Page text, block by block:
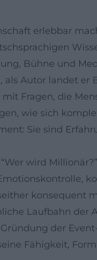
erlebbar
Bühne und
als Autor landet
Fragen, die
wie sich
Sie sind
wird
konsequent
Laufbahn
der
Fähigkeit,